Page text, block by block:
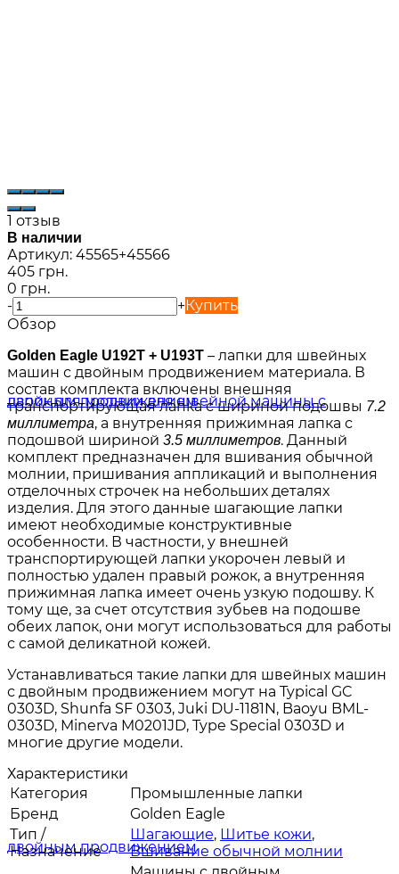
1 отзыв
В наличии
Артикул: 45565+45566
405 грн.
0 грн.
-
+Купить
Обзор
Golden Eagle U192T + U193T – лапки для швейных
машин с двойным продвижением материала. В
состав комплекта включены внешняя
транспортирующая лапка с шириной подошвы 7.2
миллиметра, а внутренняя прижимная лапка с
подошвой шириной 3.5 миллиметров. Данный
комплект предназначен для вшивания обычной
молнии, пришивания аппликаций и выполнения
отделочных строчек на небольших деталях
изделия. Для этого данные шагающие лапки
имеют необходимые конструктивные
особенности. В частности, у внешней
транспортирующей лапки укорочен левый и
полностью удален правый рожок, а внутренняя
прижимная лапка имеет очень узкую подошву. К
тому ще, за счет отсутствия зубьев на подошве
обеих лапок, они могут использоваться для работы
с самой деликатной кожей.
Устанавливаться такие лапки для швейных машин
с двойным продвижением могут на Typical GC
0303D, Shunfa SF 0303, Juki DU-1181N, Baoyu BML-
0303D, Minerva M0201JD, Type Special 0303D и
многие другие модели.
Характеристики
Категория
Промышленные лапки
Бренд
Golden Eagle
Тип /
Назначение
Шагающие, Шитье кожи,
Вшивание обычной молнии